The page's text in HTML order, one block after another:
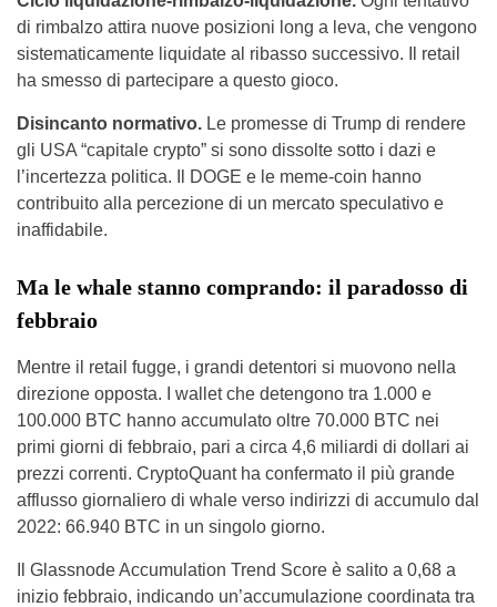
di rimbalzo attira nuove posizioni long a leva, che vengono
sistematicamente liquidate al ribasso successivo. Il retail
ha smesso di partecipare a questo gioco.
Disincanto normativo. Le promesse di Trump di rendere
gli USA “capitale crypto” si sono dissolte sotto i dazi e
l’incertezza politica. Il DOGE e le meme-coin hanno
contribuito alla percezione di un mercato speculativo e
inaffidabile.
Ma le whale stanno comprando: il paradosso di
febbraio
Mentre il retail fugge, i grandi detentori si muovono nella
direzione opposta. I wallet che detengono tra 1.000 e
100.000 BTC hanno accumulato oltre 70.000 BTC nei
primi giorni di febbraio, pari a circa 4,6 miliardi di dollari ai
prezzi correnti. CryptoQuant ha confermato il più grande
afflusso giornaliero di whale verso indirizzi di accumulo dal
2022: 66.940 BTC in un singolo giorno.
Il Glassnode Accumulation Trend Score è salito a 0,68 a
inizio febbraio, indicando un’accumulazione coordinata tra